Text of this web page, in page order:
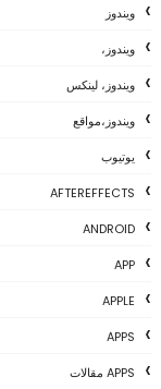
ويندوز
ويندوز،
ويندوز، لينكس
ويندوز،مواقع
يوتيوب
AFTEREFFECTS
ANDROID
APP
APPLE
APPS
APPS مقالات